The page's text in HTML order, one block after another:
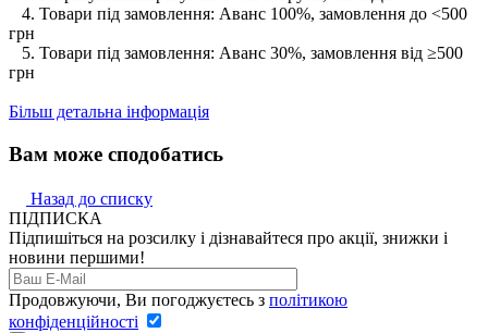
4. Товари під замовлення: Аванс 100%, замовлення до <500
грн
5. Товари під замовлення: Аванс 30%, замовлення від ≥500
грн
Більш детальна інформація
Вам може сподобатись
Назад до списку
ПІДПИСКА
Підпишіться на розсилку і дізнавайтеся про акції, знижки і
новини першими!
Продовжуючи, Ви погоджуєтесь з політикою
конфіденційності